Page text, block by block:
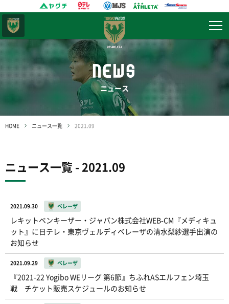
NEWS
ニュース
HOME ニュース一覧 2021.09
ニュース一覧 - 2021.09
2021.09.30 ベレーザ
レキットベンキーザー・ジャパン株式会社WEB-CM『メディキュ
ット』に日テレ・東京ヴェルディベレーザの清水梨紗選手出演の
お知らせ
2021.09.29 ベレーザ
『2021-22 Yogibo WEリーグ 第6節』ちふれASエルフェン埼玉
戦 チケット販売スケジュールのお知らせ